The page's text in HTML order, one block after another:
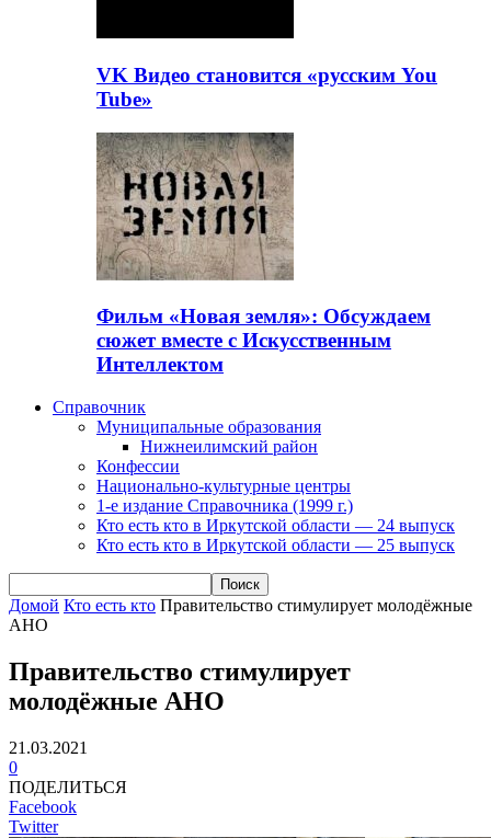
VK Видео становится «русским You
Tube»
Фильм «Новая земля»: Обсуждаем
сюжет вместе с Искусственным
Интеллектом
Справочник
Муниципальные образования
Нижнеилимский район
Конфессии
Национально-культурные центры
1-е издание Справочника (1999 г.)
Кто есть кто в Иркутской области — 24 выпуск
Кто есть кто в Иркутской области — 25 выпуск
Домой Кто есть кто Правительство стимулирует молодёжные
АНО
Правительство стимулирует
молодёжные АНО
21.03.2021
0
ПОДЕЛИТЬСЯ
Facebook
Twitter